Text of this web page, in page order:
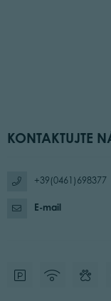
KONTAKTUJTE
+39(0461)698377
E-mail